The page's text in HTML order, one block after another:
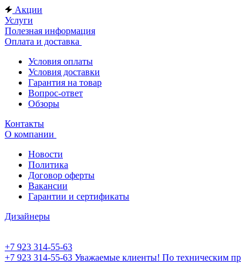
Акции
Услуги
Полезная информация
Оплата и доставка
Условия оплаты
Условия доставки
Гарантия на товар
Вопрос-ответ
Обзоры
Контакты
О компании
Новости
Политика
Договор оферты
Вакансии
Гарантии и сертификаты
Дизайнеры
+7 923 314-55-63
+7 923 314-55-63 Уважаемые клиенты! По техническим